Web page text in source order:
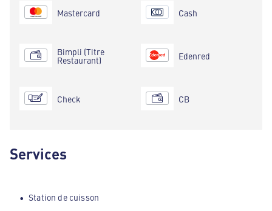
Mastercard
Bimpli (Titre
Restaurant)
Check
Cash
Edenred
CB
Services
Station de cuisson